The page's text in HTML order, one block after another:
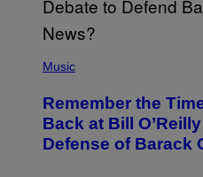
U
N
E
/
I
R
E
M
P
T
O
B
Music
Remember the
Back at Bill
Defense of Barack